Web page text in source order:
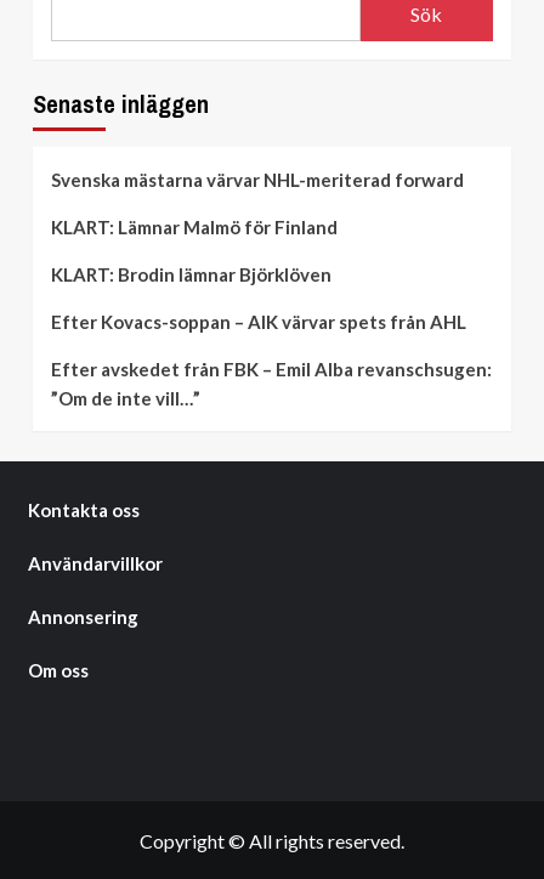
Sök
Senaste inläggen
Svenska mästarna värvar NHL-meriterad forward
KLART: Lämnar Malmö för Finland
KLART: Brodin lämnar Björklöven
Efter Kovacs-soppan – AIK värvar spets från AHL
Efter avskedet från FBK – Emil Alba revanschsugen:
”Om de inte vill…”
Kontakta oss
Användarvillkor
Annonsering
Om oss
Copyright © All rights reserved.